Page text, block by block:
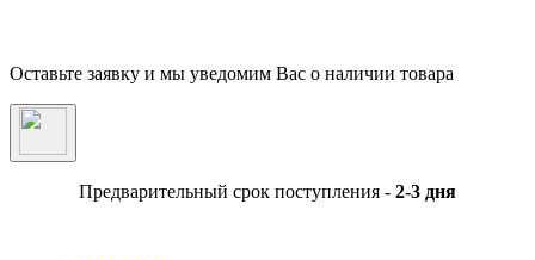
Оставьте заявку и мы уведомим Вас о наличии товара
Предварительный срок поступления - 2-3 дня